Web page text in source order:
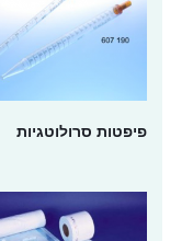
פיפטות סרולוטגיות